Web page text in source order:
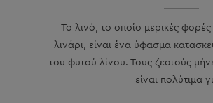
Το λινό, το οποίο μερικές
λινάρι, είναι ένα ύφασμα
του φυτού λίνου. Τους ζεστούς
είναι πολύτιμα